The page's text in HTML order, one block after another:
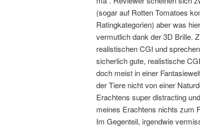
(sogar auf Rotten Tomatoes
Ratingkategorien) aber was
vermutlich dank der 3D Brille.
realistischen CGI und
sicherlich gute, realistische
doch meist in einer
der Tiere nicht von einer
Erachtens super distracting
meines Erachtens nichts zum
Im Gegenteil, irgendwie